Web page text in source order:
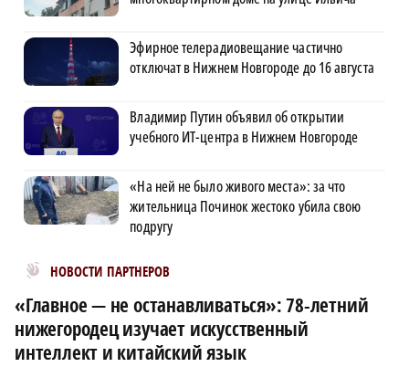
Эфирное телерадиовещание частично
отключат в Нижнем Новгороде до 16 августа
Владимир Путин объявил об открытии
учебного ИТ-центра в Нижнем Новгороде
«На ней не было живого места»: за что
жительница Починок жестоко убила свою
подругу
НОВОСТИ ПАРТНЕРОВ
Новости МирТесен
«Главное — не останавливаться»: 78-летний
нижегородец изучает искусственный
интеллект и китайский язык